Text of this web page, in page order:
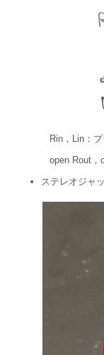
Rin，Lin：
open Rout，
ステレオジャ